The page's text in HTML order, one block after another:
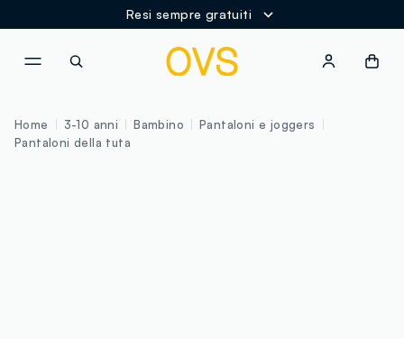
Resi sempre gratuiti
Home 3-10 anni Bambino
Pantaloni e joggers
Pantaloni della tuta